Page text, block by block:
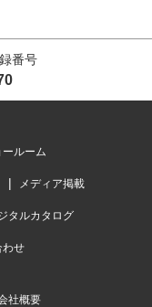
番号
ールーム
メディア掲載
タルカタログ
わせ
社概要